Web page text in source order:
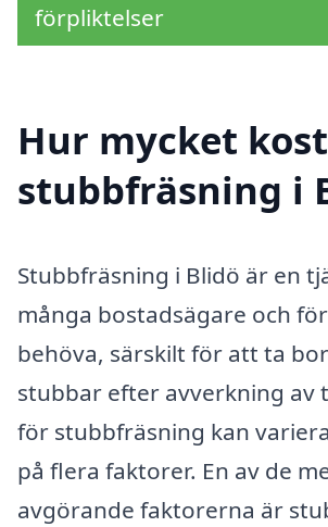
förpliktelser
Hur mycket
stubbfräsning i
Stubbfräsning i Blidö är en
många bostadsägare och
behöva, särskilt för att ta
stubbar efter avverkning av
för stubbfräsning kan
på flera faktorer. En av de
avgörande faktorerna är